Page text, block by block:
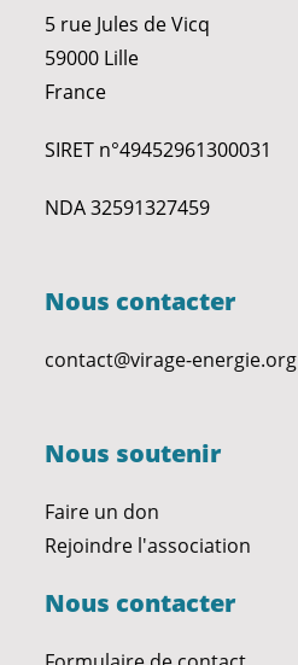
5 rue Jules de Vicq
59000 Lille
France
SIRET n°49452961300031
NDA 32591327459
Nous contacter
contact@virage-energie.org
Nous soutenir
Faire un don
Rejoindre l'association
Nous contacter